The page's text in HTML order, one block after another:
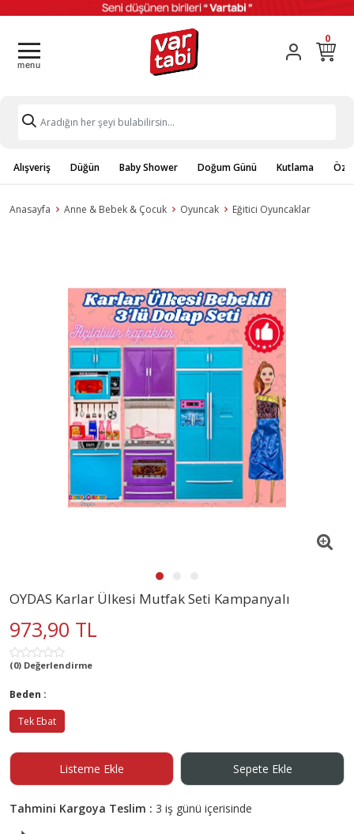
0
Alışveriş Düğün Baby Shower Doğum Günü Kutlama
Anasayfa Anne & Bebek & Çocuk Oyuncak Eğitici Oyuncaklar
OYDAS Karlar Ülkesi Mutfak Seti Kampanyalı
973,90 TL
(0) Değerlendirme
Beden :
Tek Ebat
Listeme Ekle Sepete Ekle
Tahmini Kargoya Teslim : 3 iş günü içerisinde